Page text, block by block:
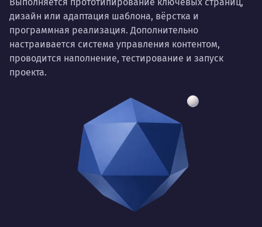
дизайн или адаптация шаблона, вёрстка и
программная реализация. Дополнительно
настраивается система управления контентом,
проводится наполнение, тестирование и запуск
проекта.